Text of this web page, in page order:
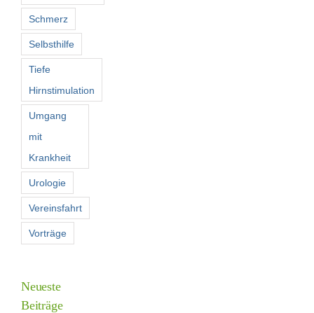
Schmerz
Selbsthilfe
Tiefe
Hirnstimulation
Umgang
mit
Krankheit
Urologie
Vereinsfahrt
Vorträge
Neueste
Beiträge